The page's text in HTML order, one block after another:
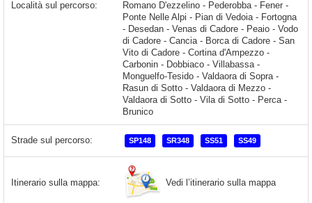
Località sul percorso:
Romano D'ezzelino - Pederobba - Fener -
Ponte Nelle Alpi - Pian di Vedoia - Fortogna
- Desedan - Venas di Cadore - Peaio - Vodo
di Cadore - Cancia - Borca di Cadore - San
Vito di Cadore - Cortina d'Ampezzo -
Carbonin - Dobbiaco - Villabassa -
Monguelfo-Tesido - Valdaora di Sopra -
Rasun di Sotto - Valdaora di Mezzo -
Valdaora di Sotto - Vila di Sotto - Perca -
Brunico
Strade sul percorso: SP148 SR348 SS51 SS49
Itinerario sulla mappa: Vedi l’itinerario sulla mappa